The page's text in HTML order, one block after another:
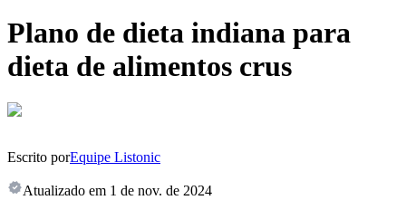
Plano de dieta indiana para
dieta de alimentos crus
Escrito porEquipe Listonic
Atualizado em 1 de nov. de 2024